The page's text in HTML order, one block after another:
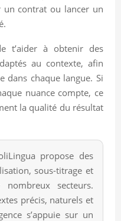
un contrat ou lancer un
t’aider à obtenir des
au contexte, afin
dans chaque langue. Si
nuance compte, ce
la qualité du résultat
propose des
sous-titrage et
secteurs.
précis, naturels et
s’appuie sur un